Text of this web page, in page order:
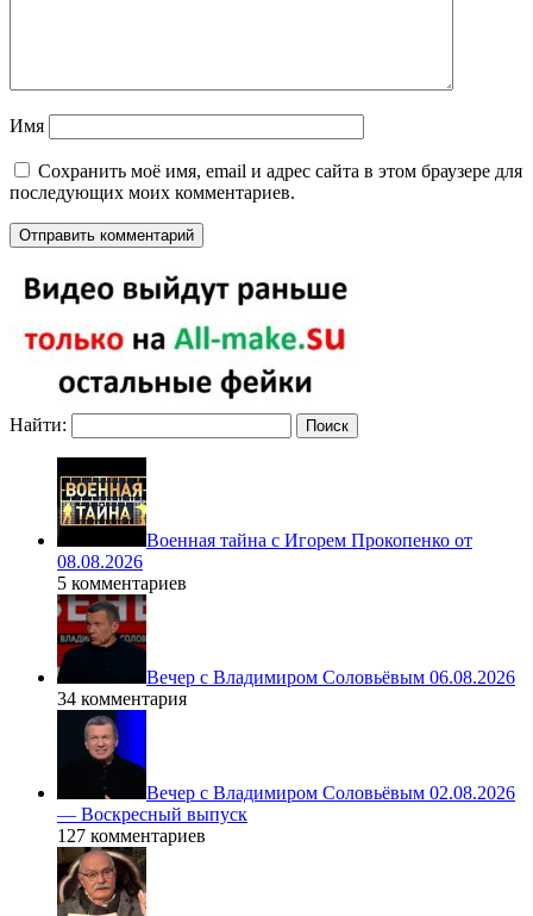
Имя
Сохранить моё имя, email и адрес сайта в этом браузере для
последующих моих комментариев.
Найти:
Военная тайна с Игорем Прокопенко от
08.08.2026
5 комментариев
Вечер с Владимиром Соловьёвым 06.08.2026
34 комментария
Вечер с Владимиром Соловьёвым 02.08.2026
— Воскресный выпуск
127 комментариев